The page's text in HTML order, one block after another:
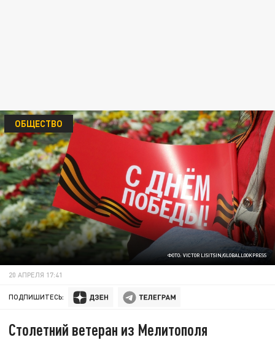
ФОТО: VICTOR LISITSIN/GLOBALLOOKPRESS
ОБЩЕСТВО
20 АПРЕЛЯ 17:41
ПОДПИШИТЕСЬ:
Столетний ветеран из Мелитополя